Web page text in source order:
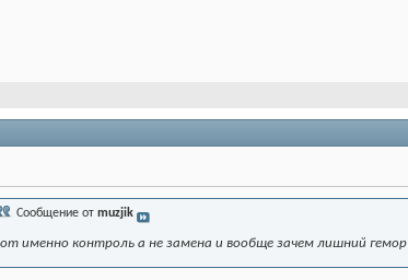
Сообщение от muzjik
именно контроль а не замена и вообще зачем лишний гемор